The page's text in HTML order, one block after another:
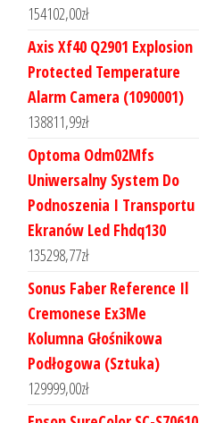
154102,00zł
Axis Xf40 Q2901 Explosion
Protected Temperature
Alarm Camera (1090001)
138811,99zł
Optoma Odm02Mfs
Uniwersalny System Do
Podnoszenia I Transportu
Ekranów Led Fhdq130
135298,77zł
Sonus Faber Reference Il
Cremonese Ex3Me
Kolumna Głośnikowa
Podłogowa (Sztuka)
129999,00zł